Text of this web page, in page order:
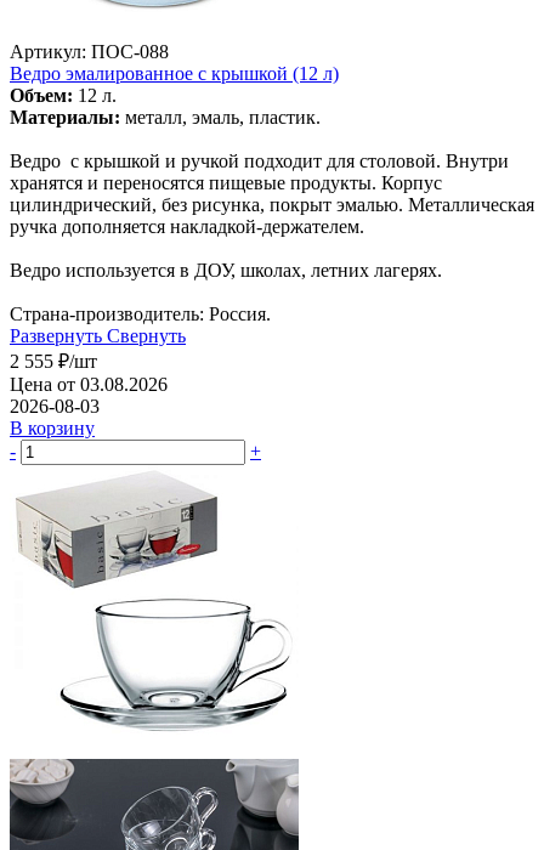
Артикул: ПОС-088
Ведро эмалированное с крышкой (12 л)
Объем: 12 л.
Материалы: металл, эмаль, пластик.
Ведро с крышкой и ручкой подходит для столовой. Внутри
хранятся и переносятся пищевые продукты. Корпус
цилиндрический, без рисунка, покрыт эмалью. Металлическая
ручка дополняется накладкой-держателем.
Ведро используется в ДОУ, школах, летних лагерях.
Страна-производитель: Россия.
Развернуть Свернуть
2 555 ₽/шт
Цена от 03.08.2026
2026-08-03
В корзину
-
+